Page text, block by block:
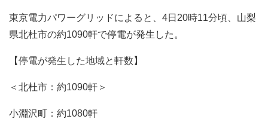
東京電力パワーグリッドによると、4日20時11分頃、山梨
県北杜市の約1090軒で停電が発生した。
【停電が発生した地域と軒数】
＜北杜市：約1090軒＞
小淵沢町：約1080軒